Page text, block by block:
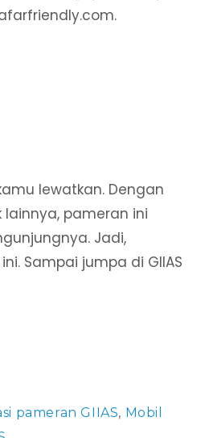
lewatkan. Dengan
pameran ini
Jadi,
Sampai jumpa di GIIAS
pameran GIIAS, Mobil